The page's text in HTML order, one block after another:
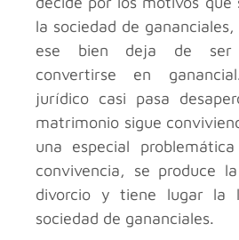
la sociedad de
ese bien deja de ser
convertirse en
jurídico casi pasa
matrimonio sigue
una especial
convivencia, se produce
divorcio y tiene lugar la
sociedad de gananciales.